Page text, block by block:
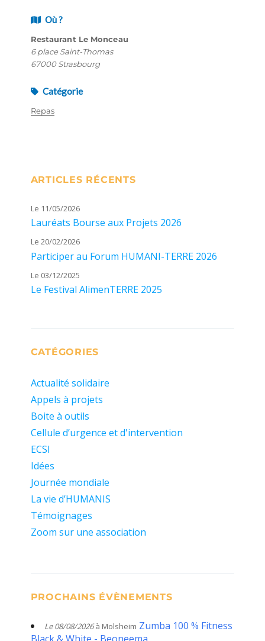
Où ?
Restaurant Le Monceau
6 place Saint-Thomas
67000 Strasbourg
Catégorie
Repas
ARTICLES RÉCENTS
Le 11/05/2026
Lauréats Bourse aux Projets 2026
Le 20/02/2026
Participer au Forum HUMANI-TERRE 2026
Le 03/12/2025
Le Festival AlimenTERRE 2025
CATÉGORIES
Actualité solidaire
Appels à projets
Boite à outils
Cellule d’urgence et d'intervention
ECSI
Idées
Journée mondiale
La vie d’HUMANIS
Témoignages
Zoom sur une association
PROCHAINS ÉVÈNEMENTS
Le 08/08/2026à Molsheim Zumba 100 % Fitness